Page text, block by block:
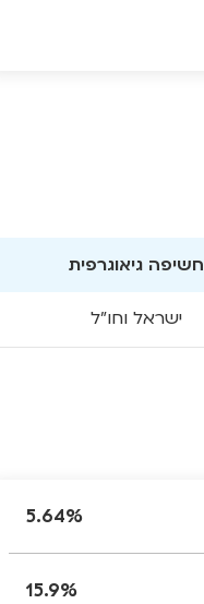
חשיפה גיאוגרפית
ישראל וחו"ל
5.64%
15.9%